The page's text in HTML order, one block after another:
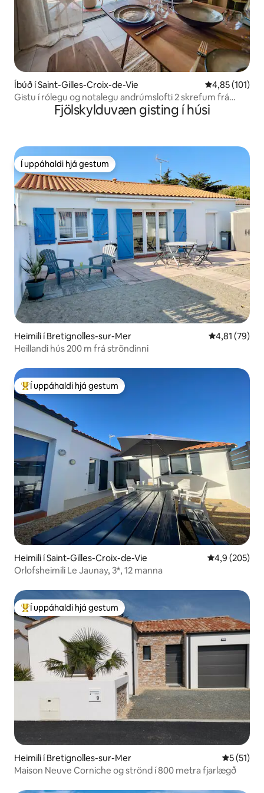
Íbúð í Saint-Gilles-Croix-de-Vie 4,85 af 5 í
4,85 (101)
Gistu í rólegu og notalegu andrúmslofti 2 skrefum frá
Fjölskylduvæn gisting í húsi
Í uppáhaldi hjá gestum
Í uppáhaldi hjá gestum
Heimili í Bretignolles-sur-Mer 4,81 af 5 í
4,81 (79)
Heillandi hús 200 m frá ströndinni
Í mestu uppáhaldi hjá gestum
Í uppáhaldi hjá gestum
Heimili í Saint-Gilles-Croix-de-Vie 4,9 af 5 í
4,9 (205)
Orlofsheimili Le Jaunay, 3*, 12 manna
Í mestu uppáhaldi hjá gestum
Í uppáhaldi hjá gestum
Heimili í Bretignolles-sur-Mer 5 af 5 í
5 (51)
Maison Neuve Corniche og strönd í 800 metra fjarlægð